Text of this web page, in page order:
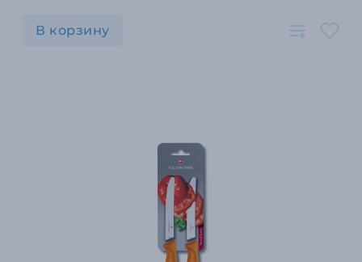
В корзину